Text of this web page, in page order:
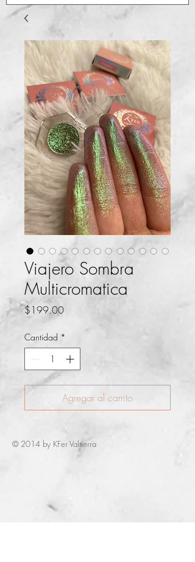
Viajero Sombra
Multicromatica
$199.00Precio
Cantidad *
Agregar al carrito
© 2014 by KFer Valtierra